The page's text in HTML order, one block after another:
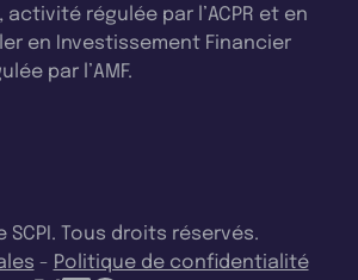
activité régulée par l’ACPR et en
en Investissement Financier
par l’AMF.
SCPI. Tous droits réservés.
- Politique de confidentialité